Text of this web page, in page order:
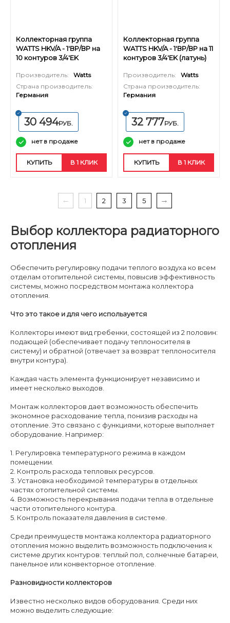
Коллекторная группа
WATTS HKV/A - 1'ВР/ВР на
10 контуров 3/4'EK
Производитель:
Watts
Страна производитель:
Германия
30 494РУБ.
нет в продаже
КУПИТЬ В 1 КЛИК
Коллекторная группа
WATTS HKV/A - 1'ВР/ВР на 11
контуров 3/4'EK (латунь)
Производитель:
Watts
Страна производитель:
Германия
32 777РУБ.
нет в продаже
КУПИТЬ В 1 КЛИК
1 2 3 5
Выбор коллектора радиаторного
отопления
Обеспечить регулировку подачи теплого воздуха ко всем
отделам отопительной системы, повысив эффективность
системы, можно посредством монтажа коллектора
отопления.
Что это такое и для чего используется
Коллекторы имеют вид гребенки, состоящей из 2 половин:
подающей (обеспечивает подачу теплоносителя в
систему) и обратной (отвечает за возврат теплоносителя
внутри контура).
Каждая часть элемента функционирует независимо и
имеет несколько выходов.
Монтаж коллекторов дает возможность обеспечить
экономное расходование тепла, понизив расходы на
отопление. Это связано с функциями, которые выполняет
оборудование. Например:
1. Регулировка температурного режима в каждом
помещении.
2. Контроль расхода тепловых ресурсов.
3. Установка необходимой температуры в отдельных
частях отопительной системы.
4. Возможность перекрывания подачи тепла в отдельные
части отопительного контура.
5. Контроль показателя давления в системе.
Среди преимуществ монтажа коллектора радиаторного
отопления можно выделить возможность подключения к
системе других контуров: теплый пол, солнечные батареи,
панельное или конвекторное отопление.
Разновидности коллекторов
Известно несколько видов оборудования. Среди них
можно выделить следующие: